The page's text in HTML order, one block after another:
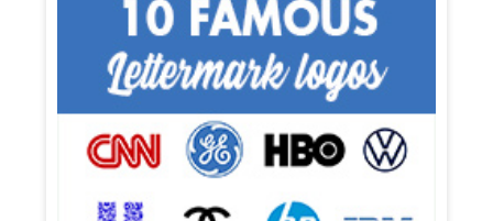
boodschap alleen maar verwarrend of drukt het
het ontwerp samen. Als je een mer...